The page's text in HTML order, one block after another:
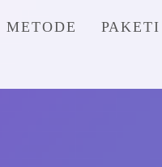
METODE PAKETI